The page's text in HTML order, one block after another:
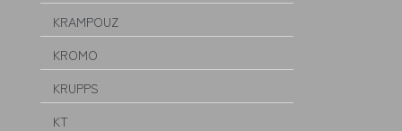
KRAMPOUZ
KROMO
KRUPPS
KT